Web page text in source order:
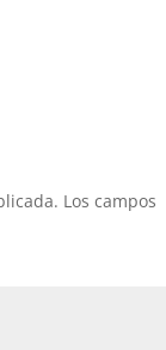
Los campos